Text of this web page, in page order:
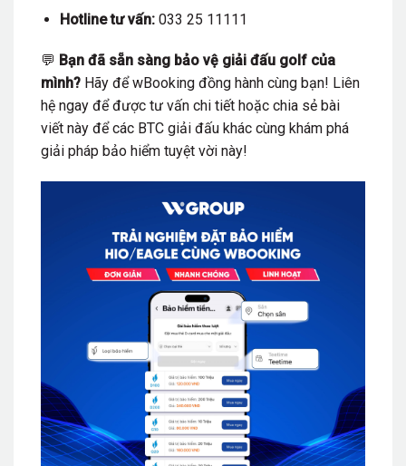
Hotline tư vấn:033 25 11111
💬 Bạn đã sẵn sàng bảo vệ giải đấu golf của
mình? Hãy để wBooking đồng hành cùng bạn! Liên
hệ ngay để được tư vấn chi tiết hoặc chia sẻ bài
viết này để các BTC giải đấu khác cùng khám phá
giải pháp bảo hiểm tuyệt vời này!